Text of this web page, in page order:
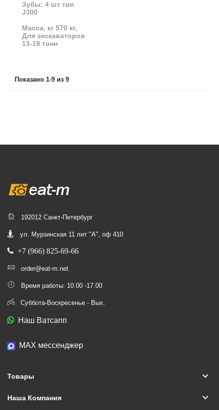
Зубы: 4 шт тип
J300
Масса, кг 570 кг,
Для экскаваторов
13-18 тонн
Показано 1-9 из 9
192012 Санкт-Петербург
ул. Мурзинская 11 лит "А", оф 410
+7 (966) 825-69-66
order@eat-m.net
Время работы: 10.00 -17.00
Суббота-Воскресенье - Вых.
Наш Ватсапп
МАХ мессенджер
Товары keyboard_arrow_down
Наша Компания keyboard_arrow_down